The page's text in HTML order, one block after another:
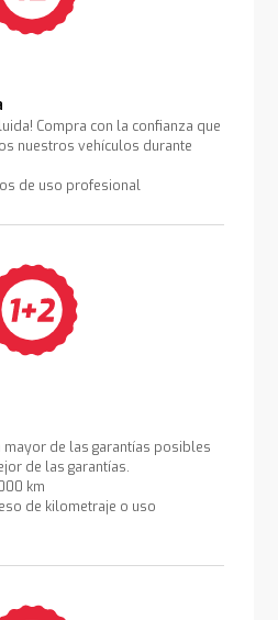
Compra con la confianza que
nuestros vehículos durante
de uso profesional
de las garantías posibles
de las garantías.
km
de kilometraje o uso